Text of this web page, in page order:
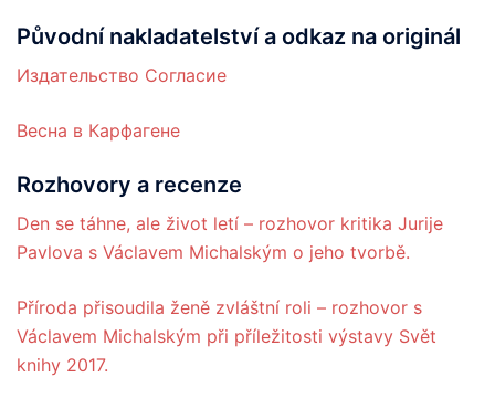
Původní nakladatelství a odkaz na originál
Издательство Согласие
Весна в Карфагене
Rozhovory a recenze
Den se táhne, ale život letí – rozhovor kritika Jurije
Pavlova s Václavem Michalským o jeho tvorbě.
Příroda přisoudila ženě zvláštní roli – rozhovor s
Václavem Michalským při příležitosti výstavy Svět
knihy 2017.